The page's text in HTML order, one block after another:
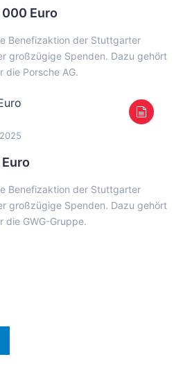
Euro
Benefizaktion der Stuttgarter
großzügige Spenden. Dazu gehört
die Porsche AG.
Benefizaktion der Stuttgarter
großzügige Spenden. Dazu gehört
die GWG-Gruppe.